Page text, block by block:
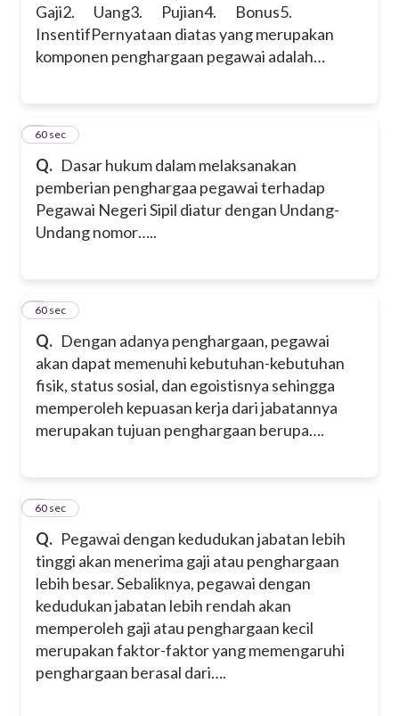
Gaji2. Uang3. Pujian4. Bonus5.
InsentifPernyataan diatas yang merupakan
komponen penghargaan pegawai adalah…
Q. Dasar hukum dalam melaksanakan
pemberian penghargaa pegawai terhadap
Pegawai Negeri Sipil diatur dengan Undang-
Undang nomor…..
560 sec
Q. Dengan adanya penghargaan, pegawai
akan dapat memenuhi kebutuhan-kebutuhan
fisik, status sosial, dan egoistisnya sehingga
memperoleh kepuasan kerja dari jabatannya
merupakan tujuan penghargaan berupa….
660 sec
Q. Pegawai dengan kedudukan jabatan lebih
tinggi akan menerima gaji atau penghargaan
lebih besar. Sebaliknya, pegawai dengan
kedudukan jabatan lebih rendah akan
memperoleh gaji atau penghargaan kecil
merupakan faktor-faktor yang memengaruhi
penghargaan berasal dari….
760 sec